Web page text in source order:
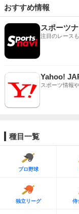
おすすめ情報
スポーツ
注目のレース
Yahoo!
スポーツ情報
種目一覧
プロ野球
独立リーグ 侍